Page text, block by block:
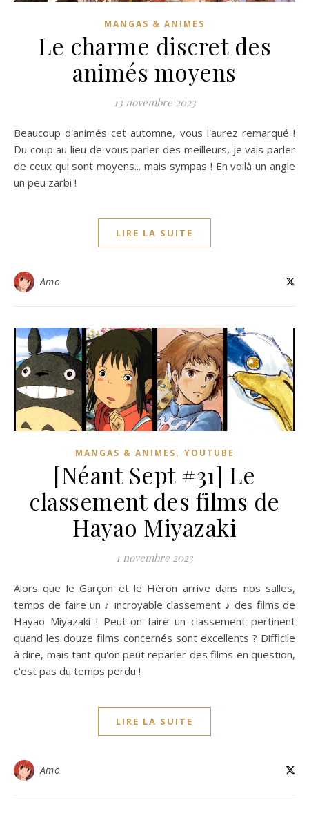
MANGAS & ANIMES
Le charme discret des
animés moyens
13 novembre 2023
Beaucoup d'animés cet automne, vous l'aurez remarqué !
Du coup au lieu de vous parler des meilleurs, je vais parler
de ceux qui sont moyens... mais sympas ! En voilà un angle
un peu zarbi !
LIRE LA SUITE
Amo
MANGAS & ANIMES, YOUTUBE
[Néant Sept #31] Le
classement des films de
Hayao Miyazaki
1 novembre 2023
Alors que le Garçon et le Héron arrive dans nos salles,
temps de faire un ♪ incroyable classement ♪ des films de
Hayao Miyazaki ! Peut-on faire un classement pertinent
quand les douze films concernés sont excellents ? Difficile
à dire, mais tant qu'on peut reparler des films en question,
c'est pas du temps perdu !
LIRE LA SUITE
Amo